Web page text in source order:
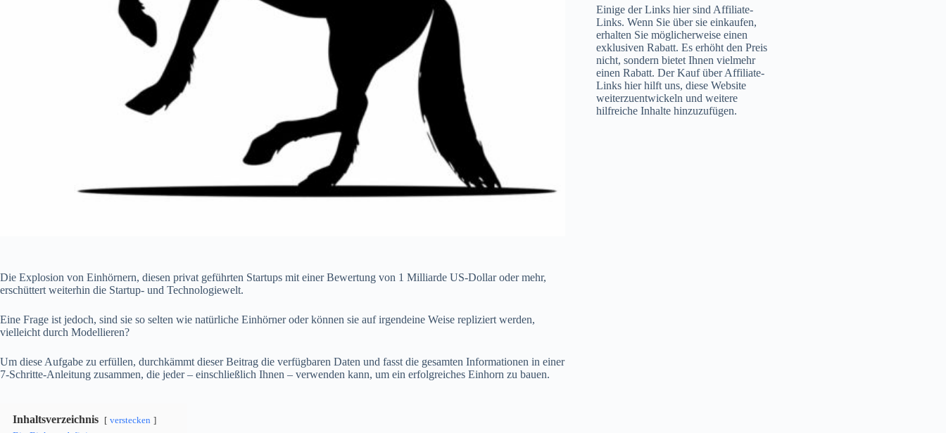
Die Explosion von Einhörnern, diesen privat geführten Startups mit einer Bewertung von 1 Milliarde US-Dollar oder mehr,
erschüttert weiterhin die Startup- und Technologiewelt.
Eine Frage ist jedoch, sind sie so selten wie natürliche Einhörner oder können sie auf irgendeine Weise repliziert werden,
vielleicht durch Modellieren?
Um diese Aufgabe zu erfüllen, durchkämmt dieser Beitrag die verfügbaren Daten und fasst die gesamten Informationen in einer
7-Schritte-Anleitung zusammen, die jeder – einschließlich Ihnen – verwenden kann, um ein erfolgreiches Einhorn zu bauen.
Inhaltsverzeichnis verstecken
Einige der Links hier sind Affiliate-
Links. Wenn Sie über sie einkaufen,
erhalten Sie möglicherweise einen
exklusiven Rabatt. Es erhöht den Preis
nicht, sondern bietet Ihnen vielmehr
einen Rabatt. Der Kauf über Affiliate-
Links hier hilft uns, diese Website
weiterzuentwickeln und weitere
hilfreiche Inhalte hinzuzufügen.